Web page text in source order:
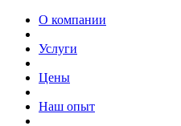
О компании
Услуги
Цены
Наш опыт